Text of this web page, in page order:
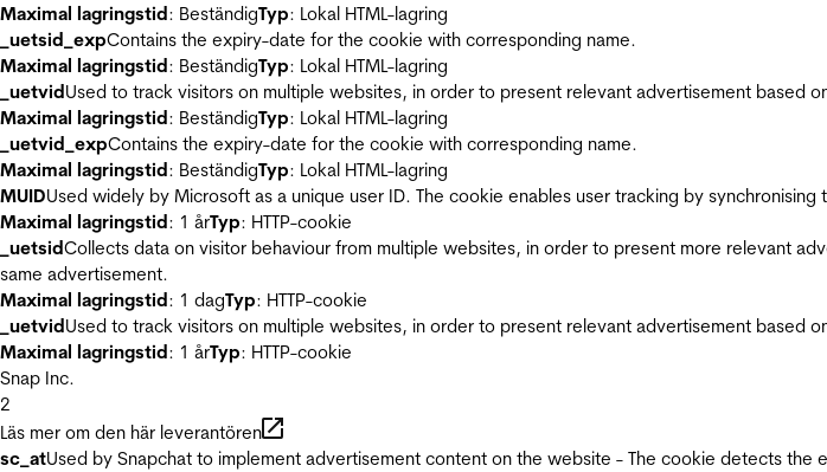
Maximal lagringstid: BeständigTyp: Lokal HTML-lagring
_uetsid_expContains the expiry-date for the cookie with corresponding name.
Maximal lagringstid: BeständigTyp: Lokal HTML-lagring
_uetvidUsed to track visitors on multiple websites, in order to present relevant advertisement based
Maximal lagringstid: BeständigTyp: Lokal HTML-lagring
_uetvid_expContains the expiry-date for the cookie with corresponding name.
Maximal lagringstid: BeständigTyp: Lokal HTML-lagring
MUIDUsed widely by Microsoft as a unique user ID. The cookie enables user tracking by synchronising
Maximal lagringstid: 1 årTyp: HTTP-cookie
_uetsidCollects data on visitor behaviour from multiple websites, in order to present more relevant
same advertisement.
Maximal lagringstid: 1 dagTyp: HTTP-cookie
_uetvidUsed to track visitors on multiple websites, in order to present relevant advertisement based
Maximal lagringstid: 1 årTyp: HTTP-cookie
Snap Inc.
2
Läs mer om den här leverantören
sc_atUsed by Snapchat to implement advertisement content on the website - The cookie detects